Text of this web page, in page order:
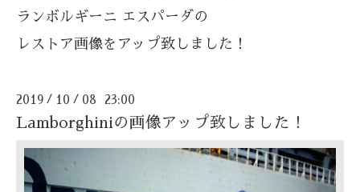
ランボルギーニ エスパーダの
レストア画像をアップ致しました！
2019 / 10 / 08 23:00
Lamborghiniの画像アップ致しました！